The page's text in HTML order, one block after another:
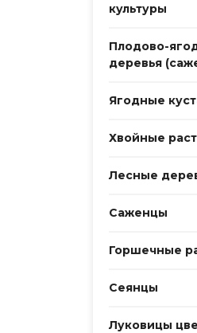
культуры
Плодово-
деревья
Ягодные
Хвойные
Лесные
Саженцы
Горшечные
Сеянцы
Луковицы